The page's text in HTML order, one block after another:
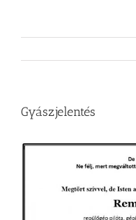
Gyászjelentés